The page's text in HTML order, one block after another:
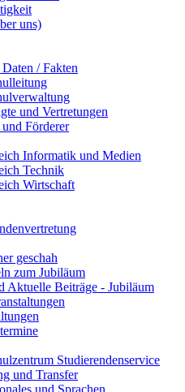
uns)
/ Fakten
und Vertretungen
Förderer
Informatik und Medien
Technik
Wirtschaft
geschah
zum Jubiläum
Aktuelle Beiträge - Jubiläum
Studierendenservice
und Transfer
und Sprachen